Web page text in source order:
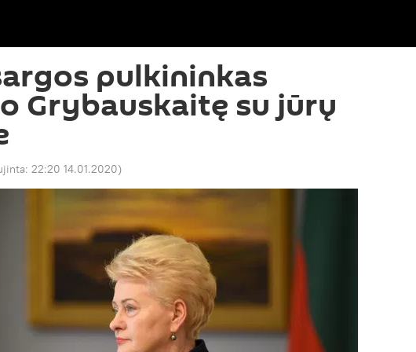
pulkininkas
Grybauskaitę su jūrų
22:20 14.01.2020)